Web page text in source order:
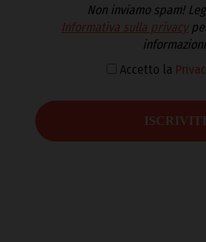
Non inviamo spam!
Informativa sulla privacy
Accetto la